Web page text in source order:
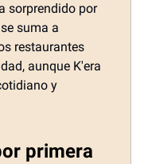
sorprendido por
suma a
restaurantes
aunque K'era
y
primera